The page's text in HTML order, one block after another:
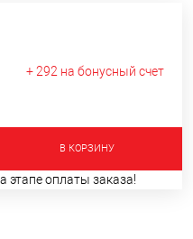
+ 292 на бонусный счет
В КОРЗИНУ
этапе оплаты заказа!